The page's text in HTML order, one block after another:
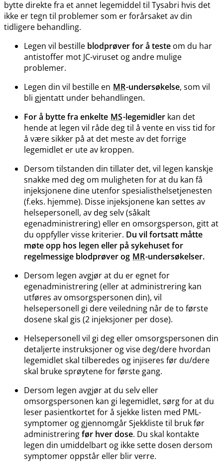
bytte direkte fra et annet legemiddel til Tysabri hvis det
ikke er tegn til problemer som er forårsaket av din
tidligere behandling.
Legen vil bestille blodprøver for å teste om du har
antistoffer mot JC-viruset og andre mulige
problemer.
Legen din vil bestille en MR-undersøkelse, som vil
bli gjentatt under behandlingen.
For å bytte fra enkelte MS-legemidler kan det
hende at legen vil råde deg til å vente en viss tid for
å være sikker på at det meste av det forrige
legemidlet er ute av kroppen.
Dersom tilstanden din tillater det, vil legen kanskje
snakke med deg om muligheten for at du kan få
injeksjonene dine utenfor spesialisthelsetjenesten
(f.eks. hjemme). Disse injeksjonene kan settes av
helsepersonell, av deg selv (såkalt
egenadministrering) eller en omsorgsperson, gitt at
du oppfyller visse kriterier. Du vil fortsatt måtte
møte opp hos legen eller på sykehuset for
regelmessige blodprøver og MR-undersøkelser.
Dersom legen avgjør at du er egnet for
egenadministrering (eller at administrering kan
utføres av omsorgspersonen din), vil
helsepersonell gi dere veiledning når de to første
dosene skal gis (2 injeksjoner per dose).
Helsepersonell vil gi deg eller omsorgspersonen din
detaljerte instruksjoner og vise deg​/​dere hvordan
legemidlet skal tilberedes og injiseres før du​/​dere
skal bruke sprøytene for første gang.
Dersom legen avgjør at du selv eller
omsorgspersonen kan gi legemidlet, sørg for at du
leser pasientkortet for å sjekke listen med PML-
symptomer og gjennomgår Sjekkliste til bruk før
administreringfør hver dose. Du skal kontakte
legen din umiddelbart og ikke sette dosen dersom
symptomer oppstår eller blir verre.